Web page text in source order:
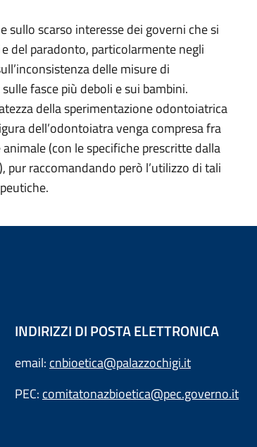
sullo scarso interesse dei governi che si
del paradonto, particolarmente negli
delle misure di
fasce più deboli e sui bambini.
della sperimentazione odontoiatrica
dell’odontoiatra venga compresa fra
(con le specifiche prescritte dalla
pur raccomandando però l’utilizzo di tali
INDIRIZZI DI POSTA ELETTRONICA
email: cnbioetica@palazzochigi.it
PEC: comitatonazbioetica@pec.governo.it